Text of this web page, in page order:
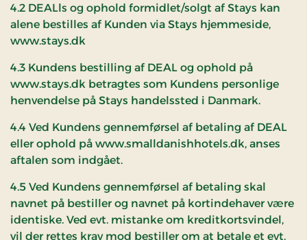
4.2 DEALls og ophold formidlet/solgt af Stays kan
alene bestilles af Kunden via Stays hjemmeside,
www.stays.dk
4.3 Kundens bestilling af DEAL og ophold på
www.stays.dk betragtes som Kundens personlige
henvendelse på Stays handelssted i Danmark.
4.4 Ved Kundens gennemførsel af betaling af DEAL
eller ophold på www.smalldanishhotels.dk, anses
aftalen som indgået.
4.5 Ved Kundens gennemførsel af betaling skal
navnet på bestiller og navnet på kortindehaver være
identiske. Ved evt. mistanke om kreditkortsvindel,
vil der rettes krav mod bestiller om at betale et evt.